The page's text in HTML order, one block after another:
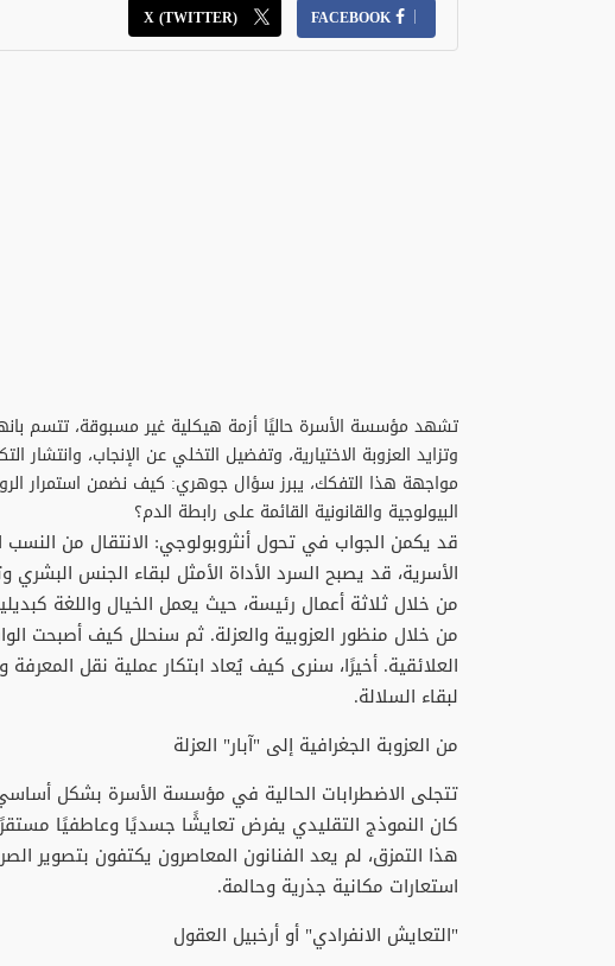
FACEBOOK
X (TWITTER)
تشهد مؤسسة الأسرة حاليًا أزمة هيكلية غير مسبوقة، تتسم
وتزايد العزوبة الاختيارية، وتفضيل التخلي عن الإنجاب،
مواجهة هذا التفكك، يبرز سؤال جوهري: كيف نضمن استمرار
البيولوجية والقانونية القائمة على رابطة الدم؟
قد يكمن الجواب في تحول أنثروبولوجي: الانتقال من
الأسرية، قد يصبح السرد الأداة الأمثل لبقاء الجنس
من خلال ثلاثة أعمال رئيسة، حيث يعمل الخيال واللغة
من خلال منظور العزوبية والعزلة. ثم سنحلل كيف أصبحت
العلائقية. أخيرًا، سنرى كيف يُعاد ابتكار عملية نقل
لبقاء السلالة.
من العزوبة الجغرافية إلى "آبار" العزلة
تتجلى الاضطرابات الحالية في مؤسسة الأسرة بشكل
كان النموذج التقليدي يفرض تعايشًا جسديًا وعاطفيًا
هذا التمزق، لم يعد الفنانون المعاصرون يكتفون بتصوير
استعارات مكانية جذرية وحالمة.
"التعايش الانفرادي" أو أرخبيل العقول